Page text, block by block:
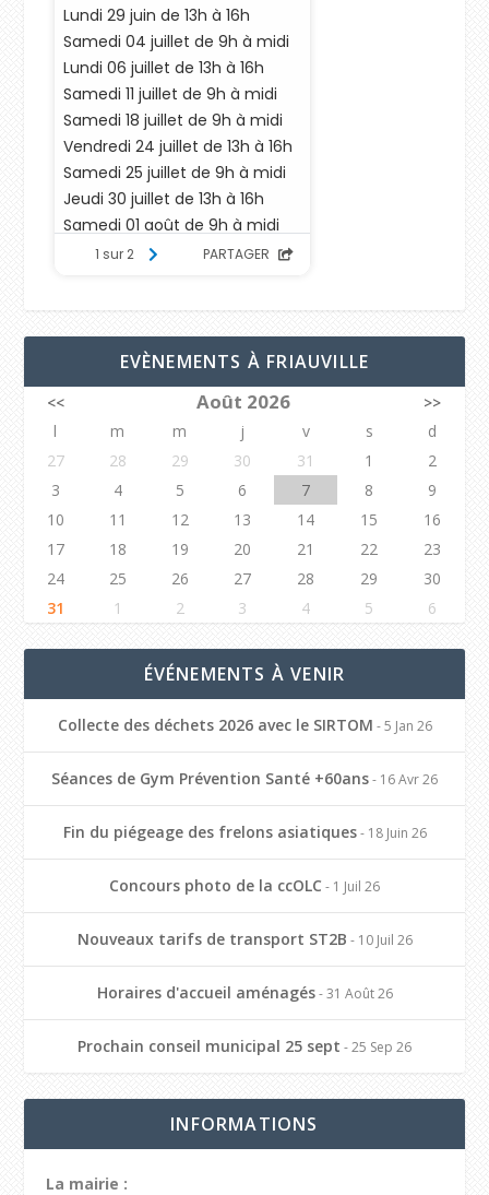
EVÈNEMENTS À FRIAUVILLE
<< Août 2026
>>
l
m m j v s
d
27
28 29 30 31 1
2
3
4 5 6 7 8
9
10
11 12 13 14 15
16
17
18 19 20 21 22
23
24
25 26 27 28 29
30
31
1 2 3 4 5 6
ÉVÉNEMENTS À VENIR
Collecte des déchets 2026 avec le SIRTOM - 5 Jan 26
Séances de Gym Prévention Santé +60ans- 16 Avr 26
Fin du piégeage des frelons asiatiques- 18 Juin 26
Concours photo de la ccOLC - 1 Juil 26
Nouveaux tarifs de transport ST2B - 10 Juil 26
Horaires d'accueil aménagés- 31 Août 26
Prochain conseil municipal 25 sept - 25 Sep 26
INFORMATIONS
La mairie :